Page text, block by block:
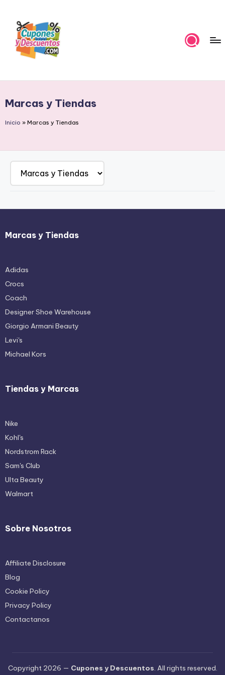
content
p
o
e
D
s
u
e
n
t
o
s
estas
ofertas
cupones
Marcas y Tiendas
Inicio » Marcas y Tiendas
Marcas y Tiendas
Adidas
Crocs
Coach
Designer Shoe Warehouse
Giorgio Armani Beauty
Levi's
Michael Kors
Tiendas y Marcas
Nike
Kohl's
Nordstrom Rack
Sam's Club
Ulta Beauty
Walmart
Sobre Nosotros
Affiliate Disclosure
Blog
Cookie Policy
Privacy Policy
Contactanos
Copyright 2026 — Cupones y Descuentos. All rights reserved.